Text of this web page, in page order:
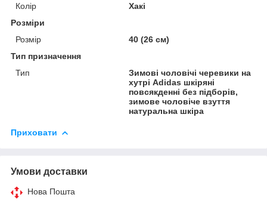
Колір
Хакі
Розміри
Розмір
40 (26 см)
Тип призначення
Тип
Зимові чоловічі черевики на
хутрі Adidas шкіряні
повсякденні без підборів,
зимове чоловіче взуття
натуральна шкіра
Приховати
Умови доставки
Нова Пошта